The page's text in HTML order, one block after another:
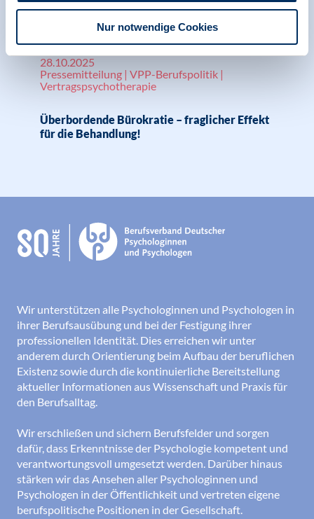
Nur notwendige Cookies
28.10.2025
Pressemitteilung | VPP-Berufspolitik |
Vertragspsychotherapie
Überbordende Bürokratie – fraglicher Effekt
für die Behandlung!
Wir unterstützen alle Psychologinnen und Psychologen in
ihrer Berufsausübung und bei der Festigung ihrer
professionellen Identität. Dies erreichen wir unter
anderem durch Orientierung beim Aufbau der beruflichen
Existenz sowie durch die kontinuierliche Bereitstellung
aktueller Informationen aus Wissenschaft und Praxis für
den Berufsalltag.
Wir erschließen und sichern Berufsfelder und sorgen
dafür, dass Erkenntnisse der Psychologie kompetent und
verantwortungsvoll umgesetzt werden. Darüber hinaus
stärken wir das Ansehen aller Psychologinnen und
Psychologen in der Öffentlichkeit und vertreten eigene
berufspolitische Positionen in der Gesellschaft.